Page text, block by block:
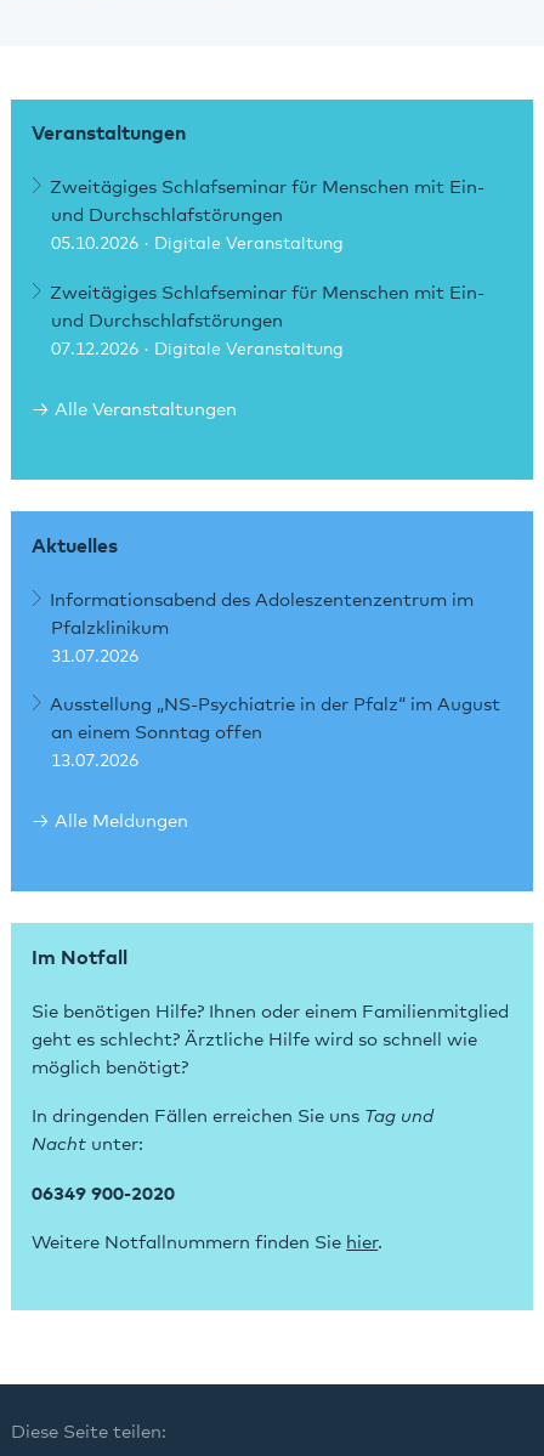
Veranstaltungen
Zweitägiges Schlafseminar für Menschen mit Ein-
und Durchschlafstörungen
05.10.2026 · Digitale Veranstaltung
Zweitägiges Schlafseminar für Menschen mit Ein-
und Durchschlafstörungen
07.12.2026 · Digitale Veranstaltung
Alle Veranstaltungen
Aktuelles
Informationsabend des Adoleszentenzentrum im
Pfalzklinikum
31.07.2026
Ausstellung „NS-Psychiatrie in der Pfalz“ im August
an einem Sonntag offen
13.07.2026
Alle Meldungen
Im Notfall
Sie benötigen Hilfe? Ihnen oder einem Familienmitglied
geht es schlecht? Ärztliche Hilfe wird so schnell wie
möglich benötigt?
In dringenden Fällen erreichen Sie uns Tag und
Nacht unter:
06349 900-2020
Weitere Notfallnummern finden Sie hier.
Diese Seite teilen: